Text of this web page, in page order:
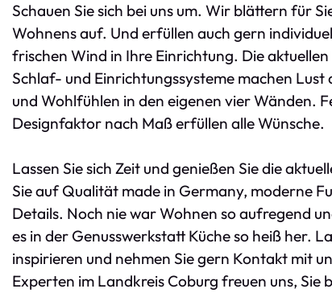
Schauen Sie sich bei uns um. Wir blättern für
Wohnens auf. Und erfüllen auch gern
frischen Wind in Ihre Einrichtung. Die
Schlaf- und Einrichtungssysteme machen Lust
und Wohlfühlen in den eigenen vier Wänden.
Designfaktor nach Maß erfüllen alle Wünsche.
Lassen Sie sich Zeit und genießen Sie die
Sie auf Qualität made in Germany, moderne
Details. Noch nie war Wohnen so aufregend
es in der Genusswerkstatt Küche so heiß her.
inspirieren und nehmen Sie gern Kontakt mit
Experten im Landkreis Coburg freuen uns, Sie